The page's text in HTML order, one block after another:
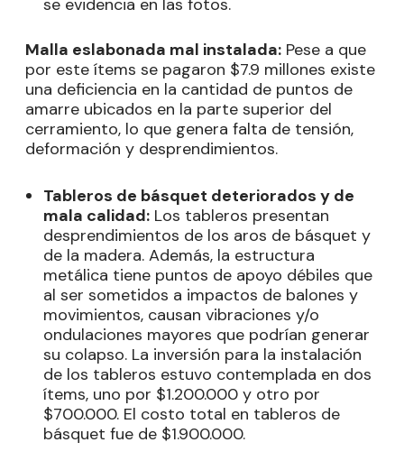
se evidencia en las fotos.
Malla eslabonada mal instalada: Pese a que
por este ítems se pagaron $7.9 millones existe
una deficiencia en la cantidad de puntos de
amarre ubicados en la parte superior del
cerramiento, lo que genera falta de tensión,
deformación y desprendimientos.
Tableros de básquet deteriorados y de
mala calidad: Los tableros presentan
desprendimientos de los aros de básquet y
de la madera. Además, la estructura
metálica tiene puntos de apoyo débiles que
al ser sometidos a impactos de balones y
movimientos, causan vibraciones y/o
ondulaciones mayores que podrían generar
su colapso. La inversión para la instalación
de los tableros estuvo contemplada en dos
ítems, uno por $1.200.000 y otro por
$700.000. El costo total en tableros de
básquet fue de $1.900.000.